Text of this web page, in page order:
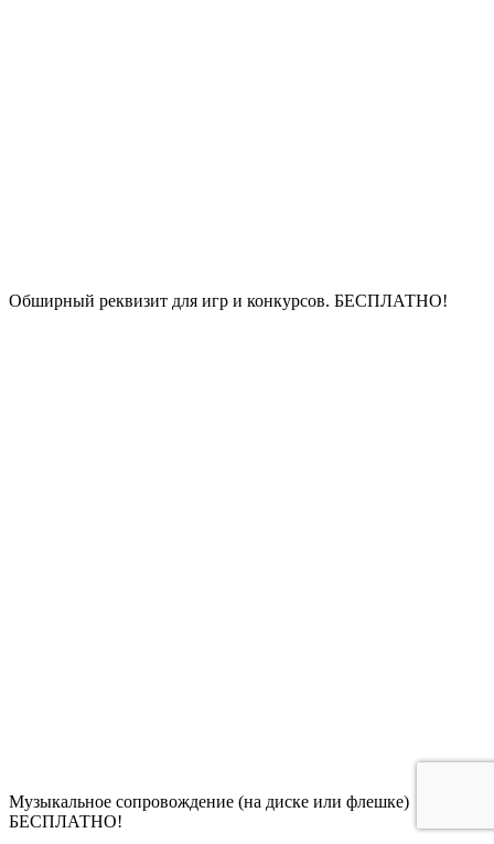
Обширный реквизит для игр и конкурсов. БЕСПЛАТНО!
Музыкальное сопровождение (на диске или флешке)
БЕСПЛАТНО!